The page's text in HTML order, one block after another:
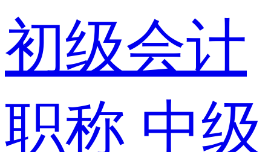
初级会计
职称 中级